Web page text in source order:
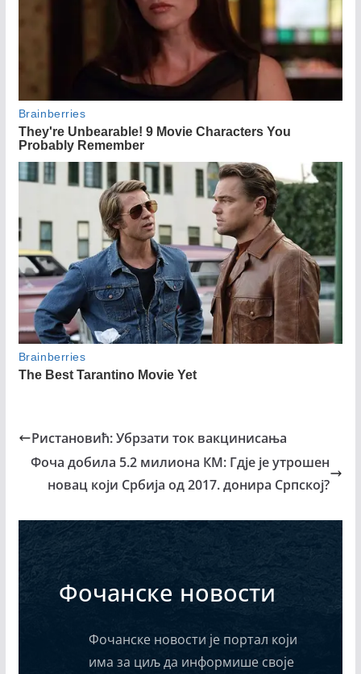
Ристановић: Убрзати ток вакцинисања
Фоча добила 5.2 милиона КМ: Гдје је утрошен
новац који Србија од 2017. донира Српској?
Фочанске новости
Фочанске новости је портал који
има за циљ да информише своје